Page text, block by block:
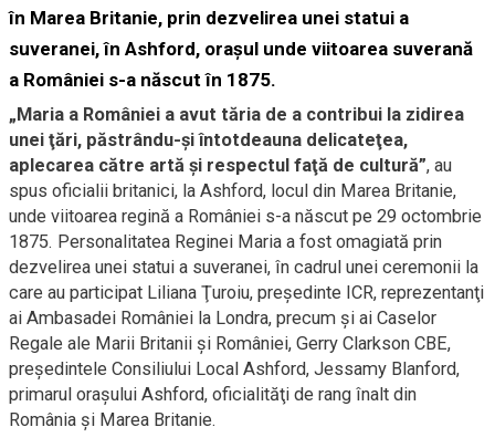
în Marea Britanie, prin dezvelirea unei statui a
suveranei, în Ashford, oraşul unde viitoarea suverană
a României s-a născut în 1875.
„Maria a României a avut tăria de a contribui la zidirea
unei ţări, păstrându-şi întotdeauna delicateţea,
aplecarea către artă şi respectul faţă de cultură”, au
spus oficialii britanici, la Ashford, locul din Marea Britanie,
unde viitoarea regină a României s-a născut pe 29 octombrie
1875. Personalitatea Reginei Maria a fost omagiată prin
dezvelirea unei statui a suveranei, în cadrul unei ceremonii la
care au participat Liliana Ţuroiu, preşedinte ICR, reprezentanţi
ai Ambasadei României la Londra, precum şi ai Caselor
Regale ale Marii Britanii şi României, Gerry Clarkson CBE,
preşedintele Consiliului Local Ashford, Jessamy Blanford,
primarul oraşului Ashford, oficialităţi de rang înalt din
România şi Marea Britanie.